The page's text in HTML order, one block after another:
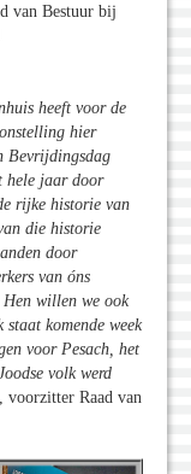
van Bestuur bij
heeft voor de
hier
Bevrijdingsdag
hele jaar door
rijke historie van
die historie
door
van óns
willen we ook
komende week
voor Pesach, het
volk werd
Raad van